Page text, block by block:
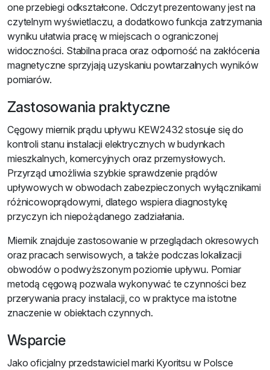
one przebiegi odkształcone. Odczyt prezentowany jest na
czytelnym wyświetlaczu, a dodatkowo funkcja zatrzymania
wyniku ułatwia pracę w miejscach o ograniczonej
widoczności. Stabilna praca oraz odporność na zakłócenia
magnetyczne sprzyjają uzyskaniu powtarzalnych wyników
pomiarów.
Zastosowania praktyczne
Cęgowy miernik prądu upływu KEW2432 stosuje się do
kontroli stanu instalacji elektrycznych w budynkach
mieszkalnych, komercyjnych oraz przemysłowych.
Przyrząd umożliwia szybkie sprawdzenie prądów
upływowych w obwodach zabezpieczonych wyłącznikami
różnicowoprądowymi, dlatego wspiera diagnostykę
przyczyn ich niepożądanego zadziałania.
Miernik znajduje zastosowanie w przeglądach okresowych
oraz pracach serwisowych, a także podczas lokalizacji
obwodów o podwyższonym poziomie upływu. Pomiar
metodą cęgową pozwala wykonywać te czynności bez
przerywania pracy instalacji, co w praktyce ma istotne
znaczenie w obiektach czynnych.
Wsparcie
Jako oficjalny przedstawiciel marki Kyoritsu w Polsce